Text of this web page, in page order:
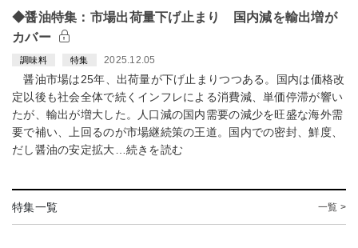
◆醤油特集：市場出荷量下げ止まり 国内減を輸出増が
カバー
調味料 特集 2025.12.05
醤油市場は25年、出荷量が下げ止まりつつある。国内は価格改
定以後も社会全体で続くインフレによる消費減、単価停滞が響い
たが、輸出が増大した。人口減の国内需要の減少を旺盛な海外需
要で補い、上回るのが市場継続策の王道。国内での密封、鮮度、
だし醤油の安定拡大…続きを読む
特集一覧 一覧 >